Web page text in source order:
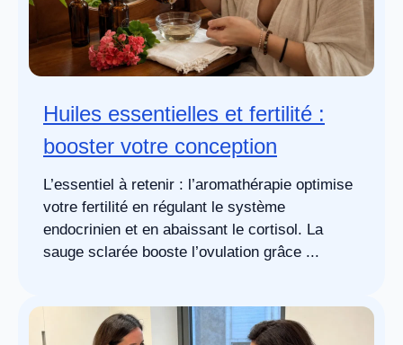
Huiles essentielles et fertilité :
booster votre conception
L’essentiel à retenir : l’aromathérapie optimise
votre fertilité en régulant le système
endocrinien et en abaissant le cortisol. La
sauge sclarée booste l’ovulation grâce ...